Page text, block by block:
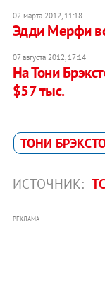
02 марта 2012, 11:18
Эдди Мерфи
07 августа 2012, 17:14
На Тони
$57 тыс.
ТОНИ
ИСТОЧНИК:
РЕКЛАМА